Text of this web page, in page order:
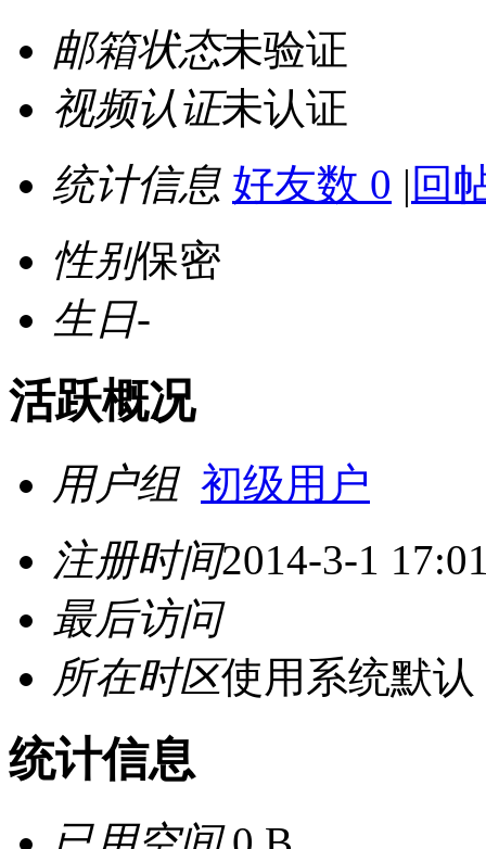
邮箱状态未验证
视频认证未认证
统计信息 好友数 0 | 回
性别保密
生日-
活跃概况
用户组 初级用户
注册时间2014-3-1
最后访问
所在时区使用系统默认
统计信息